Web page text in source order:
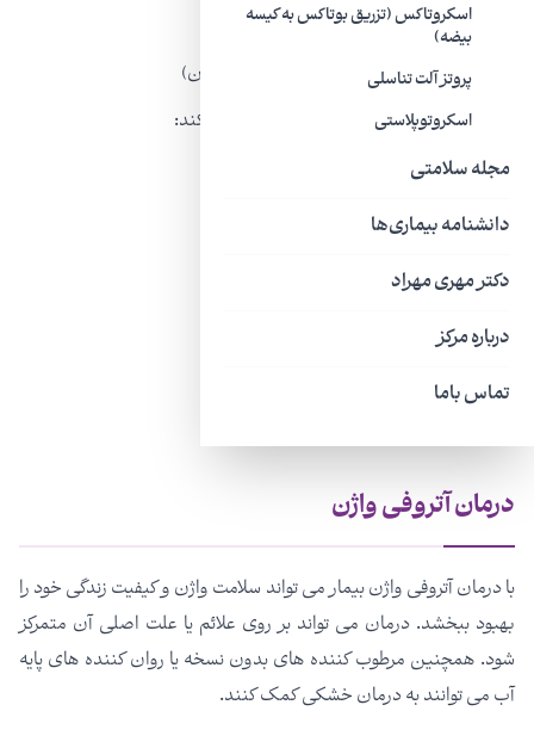
اسکروتاکس (تزریق بوتاکس به کیسه
بیضه)
پروتز آلت تناسلی
اسکروتوپلاستی
مجله سلامتی
دانشنامه بیماری‌ها
دکتر مهری مهراد
درباره مرکز
تماس باما
کشش بافت پشتیبانی رحم
افتادگی اندام لگن (برجستگی دیواره های واژن)
پزشک ممکن است آزمایش های زیر را تجویز کند:
معاینه لگن
تست اسمیر واژن
آزمایش ادرار
درمان آتروفی واژن
با درمان آتروفی واژن بیمار می تواند سلامت واژن و کیفیت زندگی خود را
بهبود ببخشد. درمان می تواند بر روی علائم یا علت اصلی آن متمرکز
شود. همچنین مرطوب کننده های بدون نسخه یا روان کننده های پایه
آب می توانند به درمان خشکی کمک کنند.